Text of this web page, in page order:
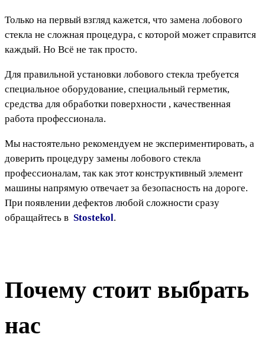
Только на первый взгляд кажется, что замена лобового
стекла не сложная процедура, с которой может справится
каждый. Но Всё не так просто.
Для правильной установки лобового стекла требуется
специальное оборудование, специальный герметик,
средства для обработки поверхности , качественная
работа профессионала.
Мы настоятельно рекомендуем не экспериментировать, а
доверить процедуру замены лобового стекла
профессионалам, так как этот конструктивный элемент
машины напрямую отвечает за безопасность на дороге.
При появлении дефектов любой сложности сразу
обращайтесь в Stostekol.
Почему стоит выбрать
нас